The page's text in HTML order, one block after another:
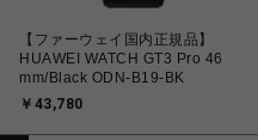
【ファーウェイ国内正規品】
HUAWEI WATCH GT3 Pro 46
mm/Black ODN-B19-BK
￥43,780